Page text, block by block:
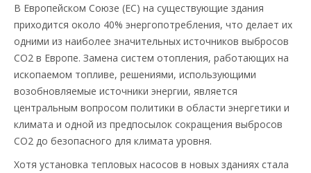
В Европейском Союзе (ЕС) на существующие здания
приходится около 40% энергопотребления, что делает их
одними из наиболее значительных источников выбросов
CO2 в Европе. Замена систем отопления, работающих на
ископаемом топливе, решениями, использующими
возобновляемые источники энергии, является
центральным вопросом политики в области энергетики и
климата и одной из предпосылок сокращения выбросов
CO2 до безопасного для климата уровня.
Хотя установка тепловых насосов в новых зданиях стала